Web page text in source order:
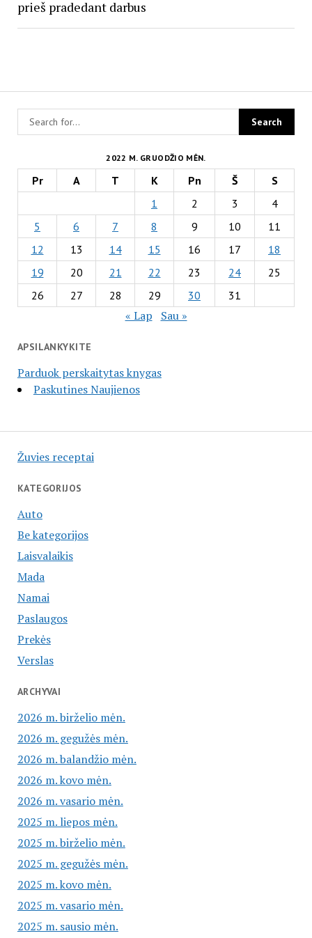
2022 M. GRUODŽIO MĖN.
Pr A T K Pn Š
S
1
2 3
4
5
6 7 8 9 10
11
12
13 14 15 16 17
18
19
20 21 22 23 24
25
26
27 28 29 30 31
« Lap Sau »
APSILANKYKITE
Parduok perskaitytas knygas
Paskutines Naujienos
prieš pradedant darbus
Žuvies receptai
KATEGORIJOS
Auto
Be kategorijos
Laisvalaikis
Mada
Namai
Paslaugos
Prekės
Verslas
ARCHYVAI
2026 m. birželio mėn.
2026 m. gegužės mėn.
2026 m. balandžio mėn.
2026 m. kovo mėn.
2026 m. vasario mėn.
2025 m. liepos mėn.
2025 m. birželio mėn.
2025 m. gegužės mėn.
2025 m. kovo mėn.
2025 m. vasario mėn.
2025 m. sausio mėn.